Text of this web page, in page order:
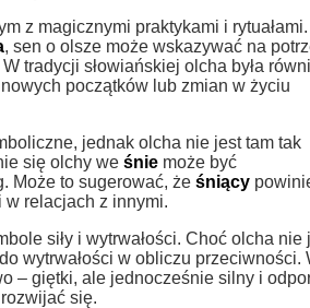
z magicznymi praktykami i rytuałami.
, sen o olsze może wskazywać na
tradycji słowiańskiej olcha była
początków lub zmian w życiu
jednak olcha nie jest tam tak
się olchy we śnie może być
Może to sugerować, że śniący
relacjach z innymi.
siły i wytrwałości. Choć olcha nie
wytrwałości w obliczu przeciwności.
– giętki, ale jednocześnie silny i
się.